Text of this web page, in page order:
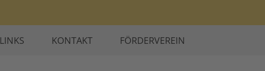
LINKS KONTAKT FÖRDERVEREIN